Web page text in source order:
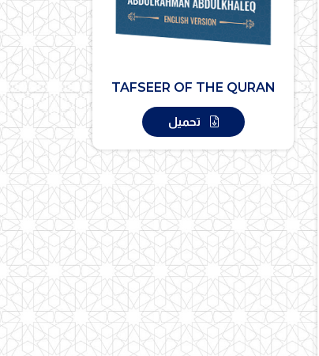
TAFSEER OF THE QURAN
تحميل